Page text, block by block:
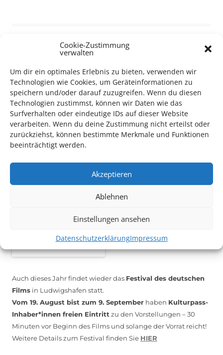
Cookie-Zustimmung
verwalten
Um dir ein optimales Erlebnis zu bieten, verwenden wir
Technologien wie Cookies, um Geräteinformationen zu
speichern und/oder darauf zuzugreifen. Wenn du diesen
Technologien zustimmst, können wir Daten wie das
Surfverhalten oder eindeutige IDs auf dieser Website
verarbeiten. Wenn du deine Zustimmung nicht erteilst oder
zurückziehst, können bestimmte Merkmale und Funktionen
beeinträchtigt werden.
Akzeptieren
Ablehnen
Einstellungen ansehen
DatenschutzerklärungImpressum
TECHNIK SUPPORT GESUCHT!
Das Kulturparkett freut sich stets überehrenamtliche
Mithilfe im Bereich Technik. Sie haben Interesse? Dann
melden Sie sich unterinfo@kulturparkett-rhein-neckar.de
Auch dieses Jahr findet wieder das Festival des deutschen
Films in Ludwigshafen statt.
Vom 19. August bist zum 9. September haben Kulturpass-
Inhaber*innen freien Eintritt zu den Vorstellungen – 30
Minuten vor Beginn des Films und solange der Vorrat reicht!
Weitere Details zum Festival finden Sie HIER